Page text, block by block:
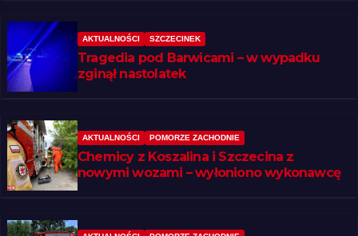
AKTUALNOŚCI SZCZECINEK
Tragedia pod Barwicami – w wypadku
zginął nastolatek
AKTUALNOŚCI POMORZE ZACHODNIE
Chemicy z Koszalina i Szczecina z
nowymi wozami – wyłoniono wykonawcę